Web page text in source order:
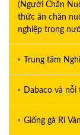
(Người Chăn
thức ăn chăn
nghiệp trong
Trung tâm
Dabaco và
Giống gà Ri